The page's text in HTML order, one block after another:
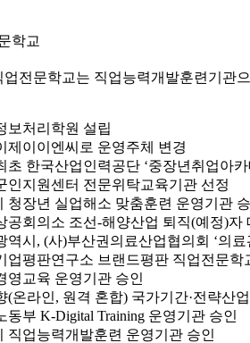
학교
업전문학교는 직업능력개발훈련기관
보처리학원 설립
제이이엔씨로 운영주체 변경
초 한국산업인력공단 ‘중장년취업아
인지원센터 전문위탁교육기관 선정
청장년 실업해소 맞춤훈련 운영기관
공회의소 조선-해양산업 퇴직(예정)자
역시, (사)부산권의료산업협의회 ‘의
업평판연구소 브랜드평판 직업전문학
영교육 운영기관 승인
(온라인, 원격 혼합) 국가기간·전략산
동부 K-Digital Training 운영기관 승인
직업능력개발훈련 운영기관 승인